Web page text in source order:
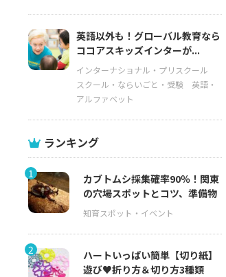
英語以外も！グローバル教育なら
ココアスキッズインターが...
インターナショナル・プリスクール
スクール・ならいごと・受験
英語・
アルファベット
ランキング
1
カブトムシ採集確率90％！関東
の穴場スポットとコツ、準備物
2
ハートいっぱい簡単【切り紙】
遊び♥折り方＆切り方3種類